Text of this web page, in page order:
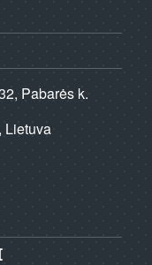
Pabarės k.
Lietuva